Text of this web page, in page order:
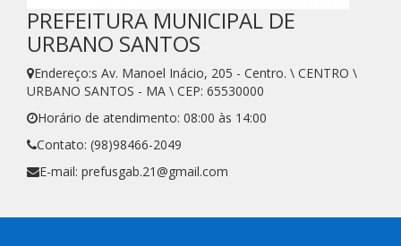
PREFEITURA MUNICIPAL DE
URBANO SANTOS
Endereço:s Av. Manoel Inácio, 205 - Centro. \ CENTRO \
URBANO SANTOS - MA \ CEP: 65530000
Horário de atendimento: 08:00 às 14:00
Contato: (98)98466-2049
E-mail: prefusgab.21@gmail.com